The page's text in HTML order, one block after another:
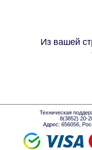
Из вашей
Техническая
8(3852) 20-
Адрес: 656056,